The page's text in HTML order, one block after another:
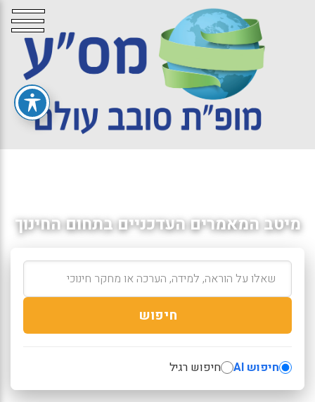
מיטב המאמרים העדכניים בתחום החינוך
חיפוש
חיפוש AI חיפוש רגיל